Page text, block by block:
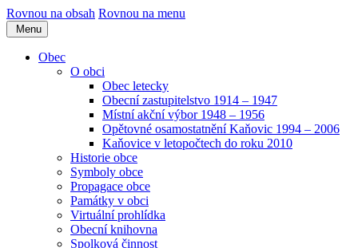
Rovnou na obsah Rovnou na menu
Menu
Obec
O obci
Obec letecky
Obecní zastupitelstvo 1914 – 1947
Místní akční výbor 1948 – 1956
Opětovné osamostatnění Kaňovic 1994 – 2006
Kaňovice v letopočtech do roku 2010
Historie obce
Symboly obce
Propagace obce
Památky v obci
Virtuální prohlídka
Obecní knihovna
Spolková činnost